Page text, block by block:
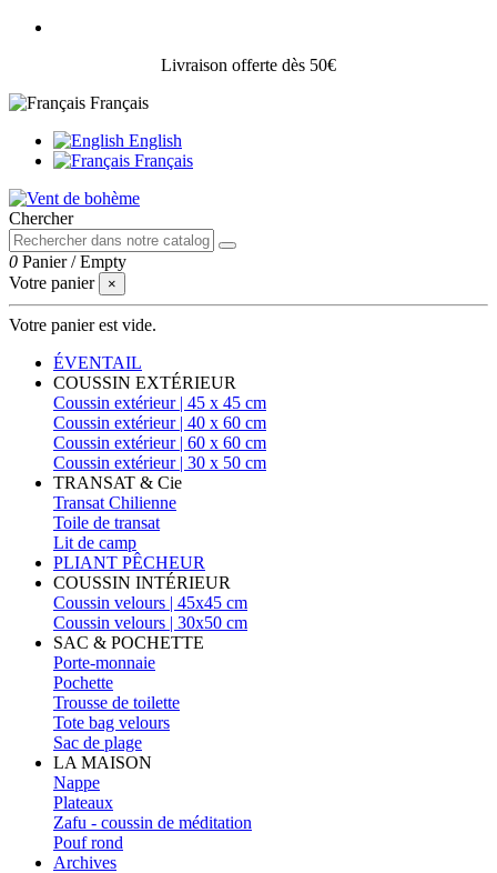
Livraison offerte dès 50€
Français
English
Français
Chercher
0 Panier/Empty
Votre panier
×
Votre panier est vide.
ÉVENTAIL
COUSSIN EXTÉRIEUR
Coussin extérieur | 45 x 45 cm
Coussin extérieur | 40 x 60 cm
Coussin extérieur | 60 x 60 cm
Coussin extérieur | 30 x 50 cm
TRANSAT & Cie
Transat Chilienne
Toile de transat
Lit de camp
PLIANT PÊCHEUR
COUSSIN INTÉRIEUR
Coussin velours | 45x45 cm
Coussin velours | 30x50 cm
SAC & POCHETTE
Porte-monnaie
Pochette
Trousse de toilette
Tote bag velours
Sac de plage
LA MAISON
Nappe
Plateaux
Zafu - coussin de méditation
Pouf rond
Archives